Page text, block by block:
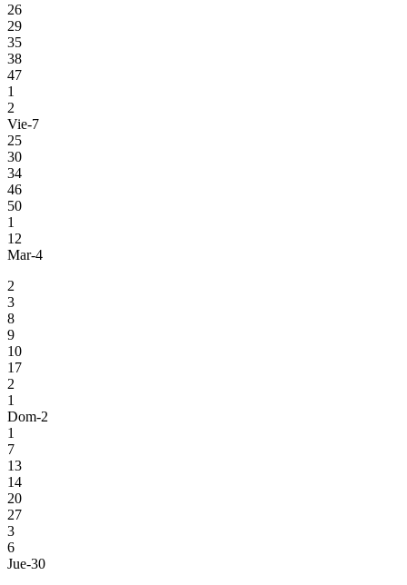
26
29
35
38
47
1
2
Vie-7
25
30
34
46
50
1
12
Mar-4
2
3
8
9
10
17
2
1
Dom-2
1
7
13
14
20
27
3
6
Jue-30